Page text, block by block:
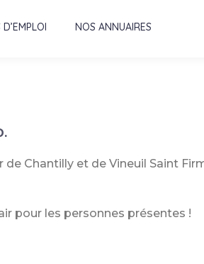
NOS ANNUAIRES
Chantilly et de Vineuil Saint
pour les personnes présentes !